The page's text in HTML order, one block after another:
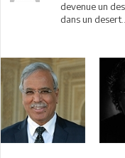
devenue un
dans un